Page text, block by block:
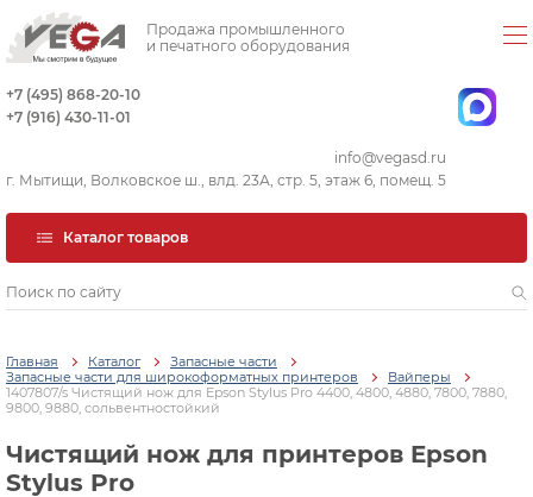
Продажа промышленного
и печатного оборудования
+7 (495) 868-20-10
+7 (916) 430-11-01
info@vegasd.ru
г. Мытищи, Волковское ш., влд. 23А, стр. 5, этаж 6, помещ. 5
Каталог товаров
Главная Каталог
Запасные части
Запасные части для широкоформатных принтеров
Вайперы
1407807/s Чистящий нож для Epson Stylus Pro 4400, 4800, 4880, 7800, 7880,
9800, 9880, сольвентностойкий
Чистящий нож для принтеров Epson
Stylus Pro